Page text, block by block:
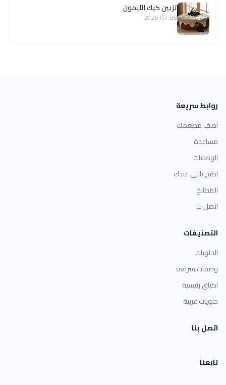
تزيين كيك الليمون
2026-07-08
روابط سريعة
أضف مطعمك
مساعدة
الوصفات
اطبخ باللي عندك
المطابخ
اتصل بنا
التصنيفات
الحلويات
وصفات سريعة
اطباق رئيسية
حلويات غربية
اتصل بنا
تابعنا